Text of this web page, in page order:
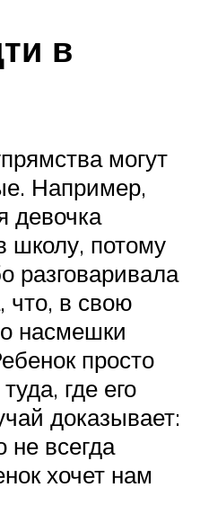
в
могут
Например,
девочка
школу, потому
разговаривала
что, в свою
насмешки
просто
где его
доказывает:
не всегда
хочет нам